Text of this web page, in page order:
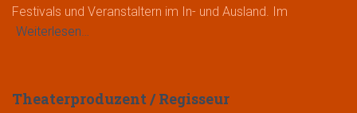
Festivals und Veranstaltern im In- und Ausland. Im
Weiterlesen…
Theaterproduzent / Regisseur